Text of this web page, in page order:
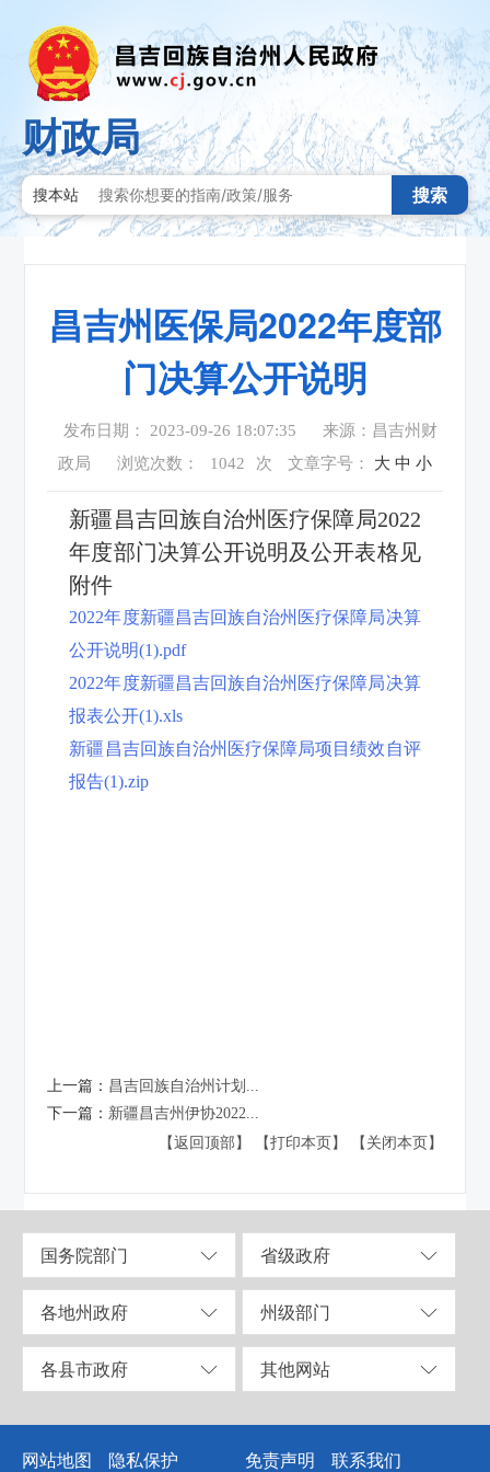
财政局
搜本站 搜索
昌吉州医保局2022年度部
门决算公开说明
发布日期： 2023-09-26 18:07:35
来源：昌吉州财
政局
浏览次数： 1042 次 文章字号： 大 中 小
新疆昌吉回族自治州医疗保障局2022
年度部门决算公开说明及公开表格见
附件
2022年度新疆昌吉回族自治州医疗保障局决算
公开说明(1).pdf
2022年度新疆昌吉回族自治州医疗保障局决算
报表公开(1).xls
新疆昌吉回族自治州医疗保障局项目绩效自评
报告(1).zip
上一篇： 昌吉回族自治州计划...
下一篇： 新疆昌吉州伊协2022...
【返回顶部】
【打印本页】 【关闭本页】
国务院部门 省级政府
各地州政府 州级部门
各县市政府 其他网站
网站地图 隐私保护 免责声明 联系我们